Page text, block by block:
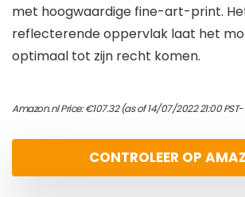
met hoogwaardige fine-art-print.
reflecterende oppervlak laat het
optimaal tot zijn recht komen.
Amazon.nl Price:€107.32(as of 14/07/2022 21:00 PST-
CONTROLEER OP